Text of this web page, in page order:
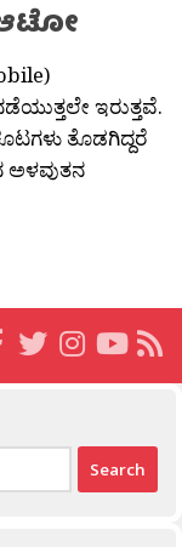
ಇರುತ್ತವೆ.
ತೊಡಗಿದ್ದರೆ
ಅಳವುತನ